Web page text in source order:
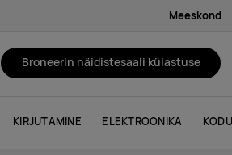
Meeskond
Broneerin näidistesaali külastuse
KIRJUTAMINE ELEKTROONIKA